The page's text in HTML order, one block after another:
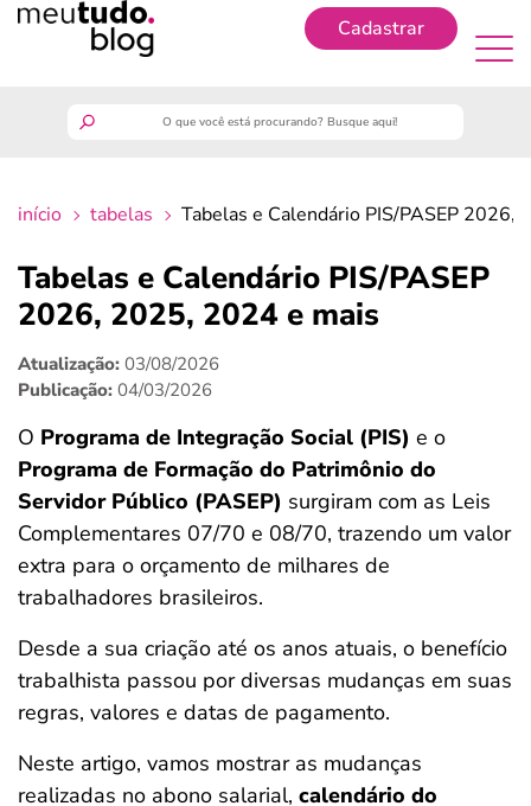
Cadastrar
finanças
benefícios
crédito fácil
últimas notícias
ferramentas
início tabelas Tabelas e Calendário PIS/PASEP
Tabelas e Calendário PIS/PASEP
2026, 2025, 2024 e mais
Atualização: 03/08/2026
Publicação: 04/03/2026
O Programa de Integração Social (PIS) e o
Programa de Formação do Patrimônio do
Servidor Público (PASEP) surgiram com as Leis
Complementares 07/70 e 08/70, trazendo um valor
extra para o orçamento de milhares de
trabalhadores brasileiros.
Desde a sua criação até os anos atuais, o benefício
trabalhista passou por diversas mudanças em suas
regras, valores e datas de pagamento.
Neste artigo, vamos mostrar as mudanças
realizadas no abono salarial, calendário do